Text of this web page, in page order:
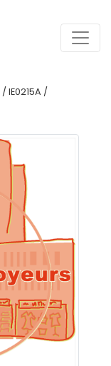
/ IE0215A /